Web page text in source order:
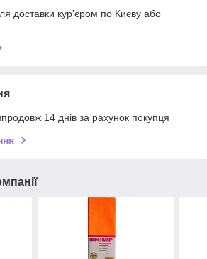
доставки кур'єром по Києву або
14 днів за рахунок покупця